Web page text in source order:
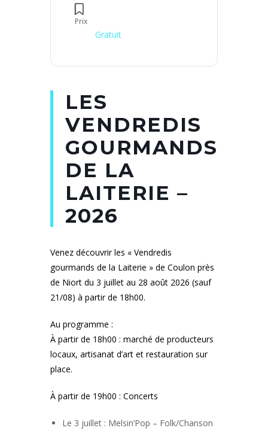
Prix
Gratuit
LES
VENDREDIS
GOURMANDS
DE LA
LAITERIE –
2026
Venez découvrir les « Vendredis
gourmands de la Laiterie » de Coulon près
de Niort du 3 juillet au 28 août 2026 (sauf
21/08) à partir de 18h00.
Au programme :
À partir de 18h00 : marché de producteurs
locaux, artisanat d’art et restauration sur
place.
À partir de 19h00 : Concerts
Le 3 juillet : Melsin’Pop – Folk/Chanson